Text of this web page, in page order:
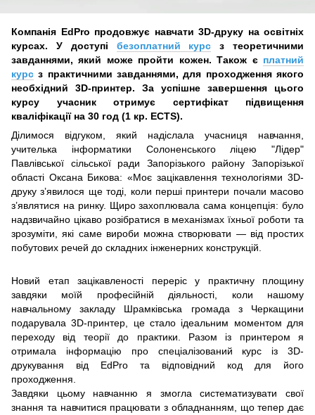
Компанія EdPro продовжує навчати 3D-друку на освітніх
курсах. У доступі безоплатний курс з теоретичними
завданнями, який може пройти кожен. Також є платний
курс з практичними завданнями, для проходження якого
необхідний 3D-принтер. За успішне завершення цього
курсу учасник отримує сертифікат підвищення
кваліфікації на 30 год (1 кр. EСTS).
Ділимося відгуком, який надіслала учасниця навчання,
учителька інформатики Солоненського ліцею "Лідер"
Павлівської сільської ради Запорізького району Запорізької
області Оксана Бикова: «Моє зацікавлення технологіями 3D-
друку з’явилося ще тоді, коли перші принтери почали масово
з’являтися на ринку. Щиро захоплювала сама концепція: було
надзвичайно цікаво розібратися в механізмах їхньої роботи та
зрозуміти, які саме вироби можна створювати — від простих
побутових речей до складних інженерних конструкцій.
Новий етап зацікавленості переріс у практичну площину
завдяки моїй професійній діяльності, коли нашому
навчальному закладу Шрамківська громада з Черкащини
подарувала 3D-принтер, це стало ідеальним моментом для
переходу від теорії до практики. Разом із принтером я
отримала інформацію про спеціалізований курс із 3D-
друкування від EdPro та відповідний код для його
проходження.
Завдяки цьому навчанню я змогла систематизувати свої
знання та навчитися працювати з обладнанням, що тепер дає